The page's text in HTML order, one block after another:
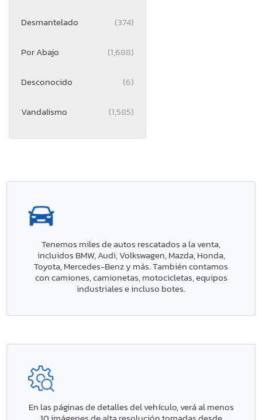
Desmantelado (374)
Por Abajo (1,688)
Desconocido (6)
Vandalismo (1,585)
Tenemos miles de autos rescatados a la venta,
incluidos BMW, Audi, Volkswagen, Mazda, Honda,
Toyota, Mercedes-Benz y más. También contamos
con camiones, camionetas, motocicletas, equipos
industriales e incluso botes.
En las páginas de detalles del vehículo, verá al menos